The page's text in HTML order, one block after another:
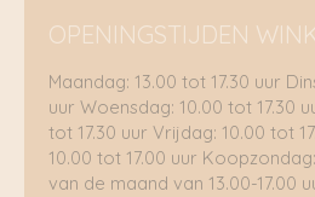
OPENINGSTIJDEN
Maandag: 13.00 tot 17.30 uur
uur Woensdag: 10.00 tot 17.30
tot 17.30 uur Vrijdag: 10.00 tot
10.00 tot 17.00 uur
van de maand van 13.00-17.00